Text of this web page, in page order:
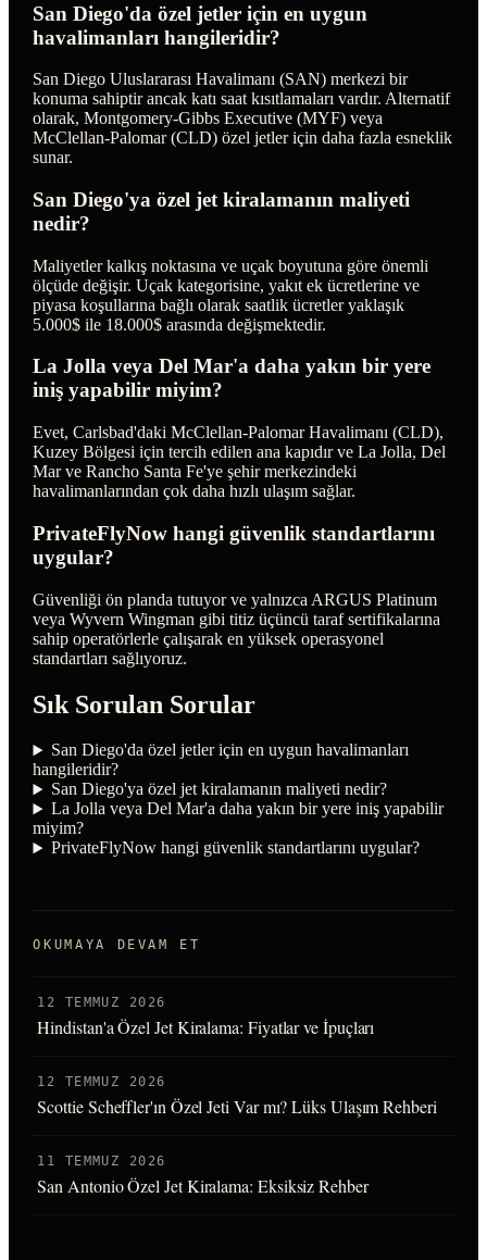
San Diego'da özel jetler için en uygun
havalimanları hangileridir?
San Diego Uluslararası Havalimanı (SAN) merkezi bir
konuma sahiptir ancak katı saat kısıtlamaları vardır. Alternatif
olarak, Montgomery-Gibbs Executive (MYF) veya
McClellan-Palomar (CLD) özel jetler için daha fazla esneklik
sunar.
San Diego'ya özel jet kiralamanın maliyeti
nedir?
Maliyetler kalkış noktasına ve uçak boyutuna göre önemli
ölçüde değişir. Uçak kategorisine, yakıt ek ücretlerine ve
piyasa koşullarına bağlı olarak saatlik ücretler yaklaşık
5.000$ ile 18.000$ arasında değişmektedir.
La Jolla veya Del Mar'a daha yakın bir yere
iniş yapabilir miyim?
Evet, Carlsbad'daki McClellan-Palomar Havalimanı (CLD),
Kuzey Bölgesi için tercih edilen ana kapıdır ve La Jolla, Del
Mar ve Rancho Santa Fe'ye şehir merkezindeki
havalimanlarından çok daha hızlı ulaşım sağlar.
PrivateFlyNow hangi güvenlik standartlarını
uygular?
Güvenliği ön planda tutuyor ve yalnızca ARGUS Platinum
veya Wyvern Wingman gibi titiz üçüncü taraf sertifikalarına
sahip operatörlerle çalışarak en yüksek operasyonel
standartları sağlıyoruz.
Sık Sorulan Sorular
San Diego'da özel jetler için en uygun havalimanları
hangileridir?
San Diego'ya özel jet kiralamanın maliyeti nedir?
La Jolla veya Del Mar'a daha yakın bir yere iniş yapabilir
miyim?
PrivateFlyNow hangi güvenlik standartlarını uygular?
OKUMAYA DEVAM ET
12 TEMMUZ 2026
Hindistan'a Özel Jet Kiralama: Fiyatlar ve İpuçları
12 TEMMUZ 2026
Scottie Scheffler'ın Özel Jeti Var mı? Lüks Ulaşım Rehberi
11 TEMMUZ 2026
San Antonio Özel Jet Kiralama: Eksiksiz Rehber